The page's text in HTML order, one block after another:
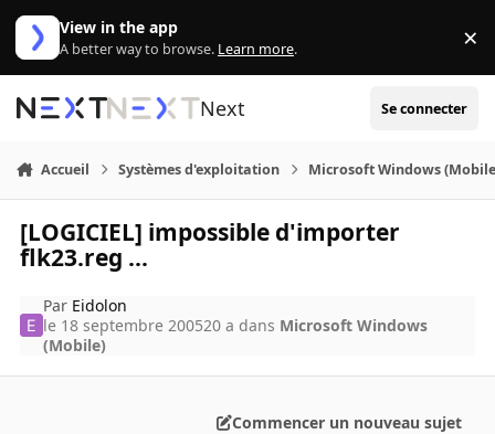
Aller au contenu
View in the app
A better way to browse. Learn more. ×
Next Se connecter
Accueil Systèmes d'exploitation Microsoft Windows
[LOGICIEL] impossible d'importer
flk23.reg ...
Par Eidolon
le 18 septembre 200520 a dans Microsoft Windows
(Mobile)
Commencer un nouveau sujet